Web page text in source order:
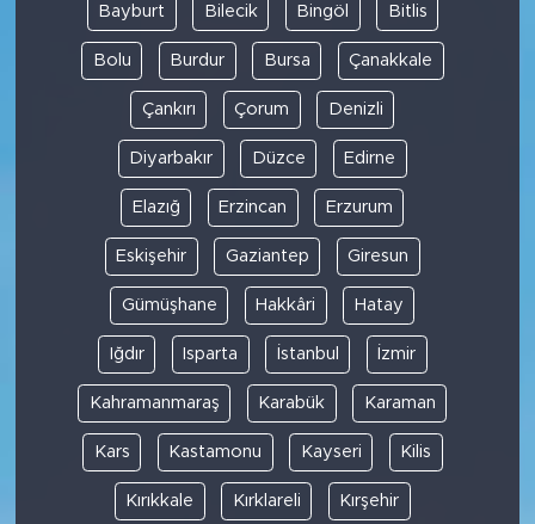
Bayburt Bilecik Bingöl Bitlis
Bolu Burdur Bursa Çanakkale
Çankırı Çorum Denizli
Diyarbakır Düzce Edirne
Elazığ Erzincan Erzurum
Eskişehir Gaziantep Giresun
Gümüşhane Hakkâri Hatay
Iğdır Isparta İstanbul İzmir
Kahramanmaraş Karabük Karaman
Kars Kastamonu Kayseri Kilis
Kırıkkale Kırklareli Kırşehir